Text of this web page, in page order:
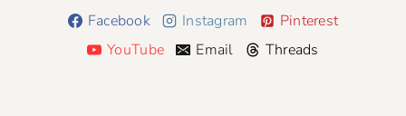
Facebook Instagram
Pinterest
YouTube
Email Threads